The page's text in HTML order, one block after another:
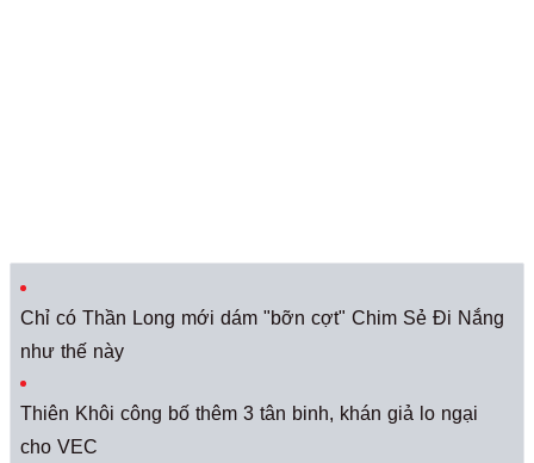
Chỉ có Thần Long mới dám "bỡn cợt" Chim Sẻ Đi Nắng
như thế này
Thiên Khôi công bố thêm 3 tân binh, khán giả lo ngại
cho VEC